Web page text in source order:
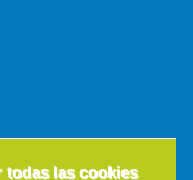
Reserved.
todas las cookies